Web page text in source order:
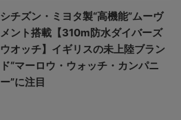
シチズン・ミヨタ製“高機能”ムーヴ
メント搭載【310m防水ダイバーズ
ウオッチ】イギリスの未上陸ブラン
ド“マーロウ・ウォッチ・カンパニ
ー”に注目